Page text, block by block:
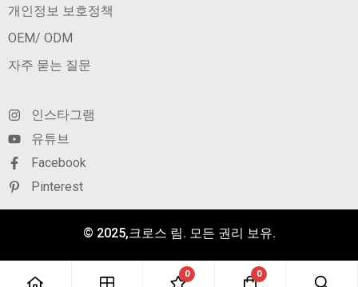
개인정보 보호정책
OEM/ ODM
자주 묻는 질문
인스타그램
유튜브
Facebook
Pinterest
© 2025,크로스 림. 모든 권리 보유.
0 0